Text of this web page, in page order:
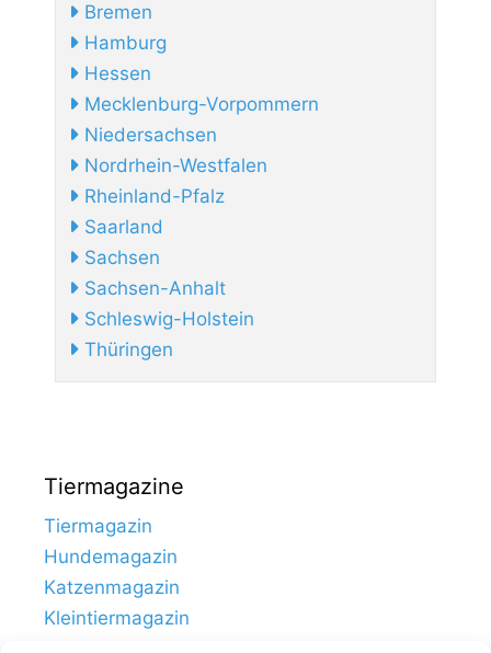
Bremen
Hamburg
Hessen
Mecklenburg-Vorpommern
Niedersachsen
Nordrhein-Westfalen
Rheinland-Pfalz
Saarland
Sachsen
Sachsen-Anhalt
Schleswig-Holstein
Thüringen
Tiermagazine
Tiermagazin
Hundemagazin
Katzenmagazin
Kleintiermagazin